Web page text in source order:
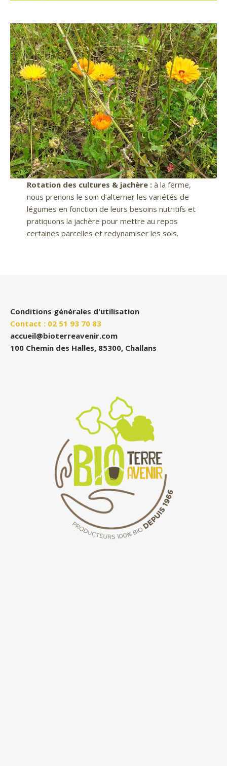
Rotation des cultures & jachère : à la ferme,
nous prenons le soin d’alterner les variétés de
légumes en fonction de leurs besoins nutritifs et
pratiquons la jachère pour mettre au repos
certaines parcelles et redynamiser les sols.
Conditions générales d'utilisation
Contact : 02 51 93 70 83
accueil@bioterreavenir.com
100 Chemin des Halles, 85300, Challans